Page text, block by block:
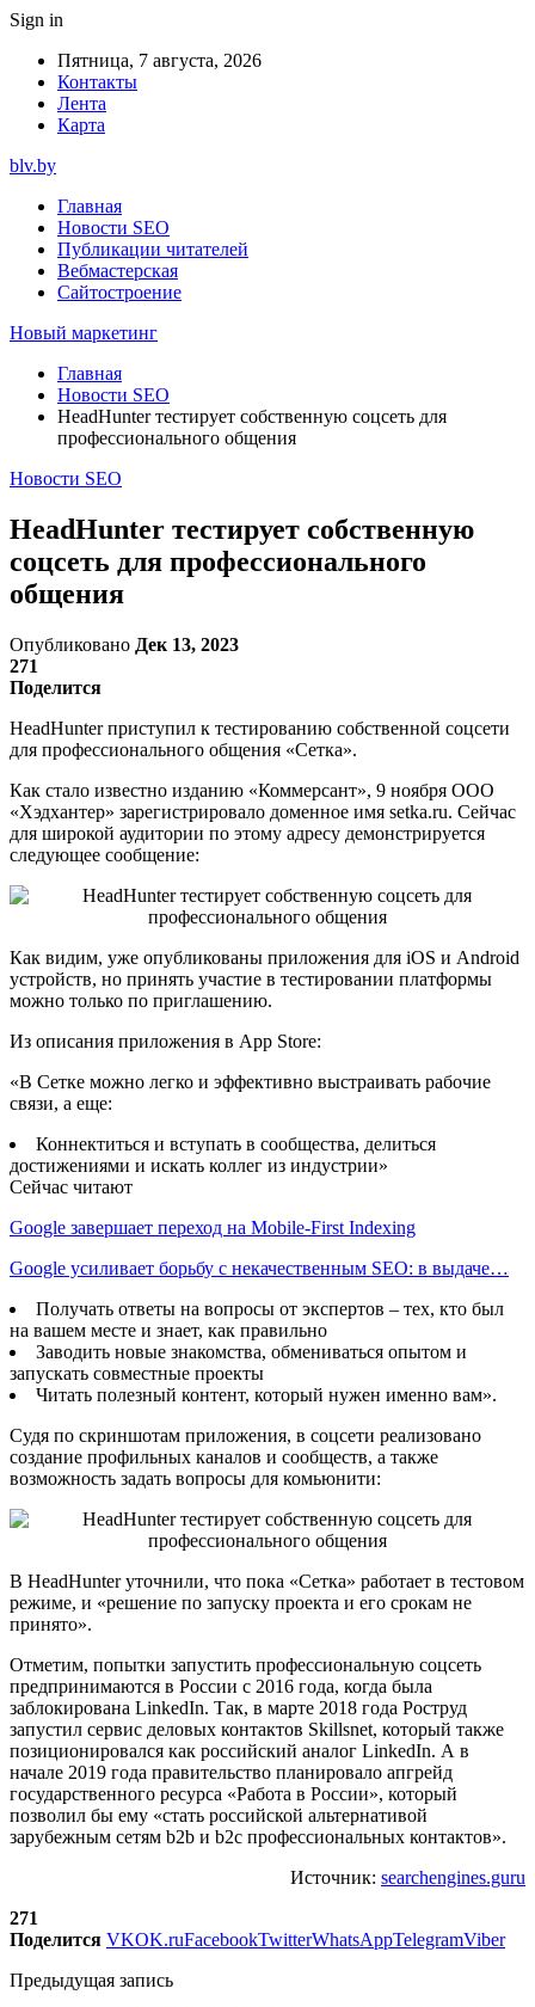
Sign in
Пятница, 7 августа, 2026
Контакты
Лента
Карта
blv.by
Главная
Новости SEO
Публикации читателей
Вебмастерская
Сайтостроение
Новый маркетинг
Главная
Новости SEO
HeadHunter тестирует собственную соцсеть для
профессионального общения
Новости SEO
HeadHunter тестирует собственную
соцсеть для профессионального
общения
Опубликовано Дек 13, 2023
271
Поделится
HeadHunter приступил к тестированию собственной соцсети
для профессионального общения «Сетка».
Как стало известно изданию «Коммерсант», 9 ноября ООО
«Хэдхантер» зарегистрировало доменное имя setka.ru. Сейчас
для широкой аудитории по этому адресу демонстрируется
следующее сообщение:
Как видим, уже опубликованы приложения для iOS и Android
устройств, но принять участие в тестировании платформы
можно только по приглашению.
Из описания приложения в App Store:
«В Сетке можно легко и эффективно выстраивать рабочие
связи, а еще:
Коннектиться и вступать в сообщества, делиться
достижениями и искать коллег из индустрии»
Сейчас читают
Google завершает переход на Mobile-First Indexing
Google усиливает борьбу с некачественным SEO: в выдаче…
Получать ответы на вопросы от экспертов – тех, кто был
на вашем месте и знает, как правильно
Заводить новые знакомства, обмениваться опытом и
запускать совместные проекты
Читать полезный контент, который нужен именно вам».
Судя по скриншотам приложения, в соцсети реализовано
создание профильных каналов и сообществ, а также
возможность задать вопросы для комьюнити:
В HeadHunter уточнили, что пока «Сетка» работает в тестовом
режиме, и «решение по запуску проекта и его срокам не
принято».
Отметим, попытки запустить профессиональную соцсеть
предпринимаются в России с 2016 года, когда была
заблокирована LinkedIn. Так, в марте 2018 года Роструд
запустил сервис деловых контактов Skillsnet, который также
позиционировался как российский аналог LinkedIn. А в
начале 2019 года правительство планировало апгрейд
государственного ресурса «Работа в России», который
позволил бы ему «стать российской альтернативой
зарубежным сетям b2b и b2c профессиональных контактов».
Источник: searchengines.guru
271
Поделится VKOK.ruFacebookTwitterWhatsAppTelegramViber
Предыдущая запись